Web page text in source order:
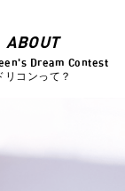
ABOUT
Dream Contest
リコンって？